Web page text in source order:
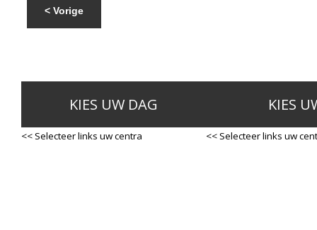
< Vorige
KIES UW DAG
<< Selecteer links uw centra
KIES
<< Selecteer links uw